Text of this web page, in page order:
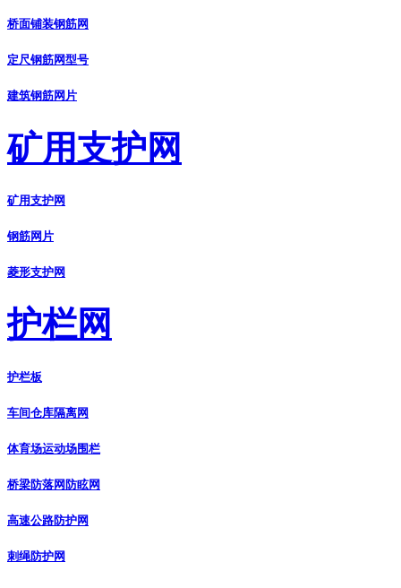
桥面铺装钢筋网
定尺钢筋网型号
建筑钢筋网片
矿用支护网
矿用支护网
钢筋网片
菱形支护网
护栏网
护栏板
车间仓库隔离网
体育场运动场围栏
桥梁防落网防眩网
高速公路防护网
刺绳防护网